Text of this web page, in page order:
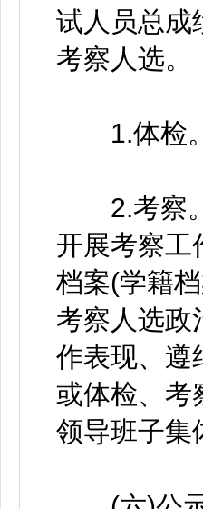
试人员总成
考察人选。
1.体检。
2.考察。
开展考察工
档案(学籍
考察人选政
作表现、遵
或体检、考
领导班子集